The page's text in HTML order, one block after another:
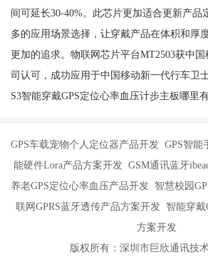
间可延长30-40%。此芯片更加适合更新产品
多的应用场景选择，让穿戴产品在体积和厚
更加的追求。物联网芯片平台MT2503获中
司认可，成功应用于中国移动新一代行车卫
S3智能穿戴GPS定位心率血压计步主板哪里
GPS车载宠物个人定位器产品开发 GPS智
能硬件Lora产品方案开发 GSM通讯蓝牙
养老GPS定位心率血压产品开发 智慧校园
联网GPRS蓝牙透传产品方案开发 智能穿戴
方案开发
版权所有：深圳市巨欣通讯技